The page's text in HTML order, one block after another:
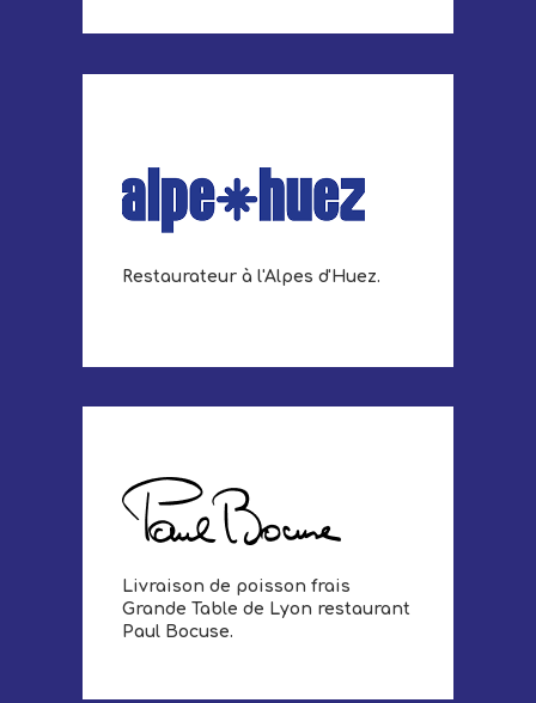
Restaurateur à l'Alpes d'Huez.
Livraison de poisson frais
Grande Table de Lyon restaurant
Paul Bocuse.